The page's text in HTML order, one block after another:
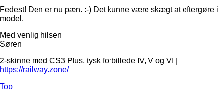
Fedest! Den er nu pæn. :-) Det kunne være skægt at eftergøre i
model.
Med venlig hilsen
Søren
2-skinne med CS3 Plus, tysk forbillede IV, V og VI |
https://railway.zone/
Top